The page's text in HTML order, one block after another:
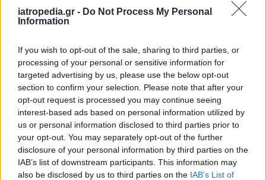
iatropedia.gr - Do Not Process My Personal
Information
If you wish to opt-out of the sale, sharing to third parties, or
processing of your personal or sensitive information for
targeted advertising by us, please use the below opt-out
section to confirm your selection. Please note that after your
opt-out request is processed you may continue seeing
interest-based ads based on personal information utilized by
us or personal information disclosed to third parties prior to
your opt-out. You may separately opt-out of the further
disclosure of your personal information by third parties on the
IAB’s list of downstream participants. This information may
also be disclosed by us to third parties on the IAB’s List of
τμημάτων», τονίζουνοι εργαζομενοι της Νίκαιας..
«Δεν περισσεύει κανείς», τονίζουν οι
υγειονομικοί, οι οποίοι διεκδικούν:
Την πλήρη στελέχωση και επαναλειτουργία
του Λοιμωδών
Μαζικές προσλήψεις μόνιμου προσωπικού
Την απόσυρση του άρθρου 34 του
νομοσχεδίου